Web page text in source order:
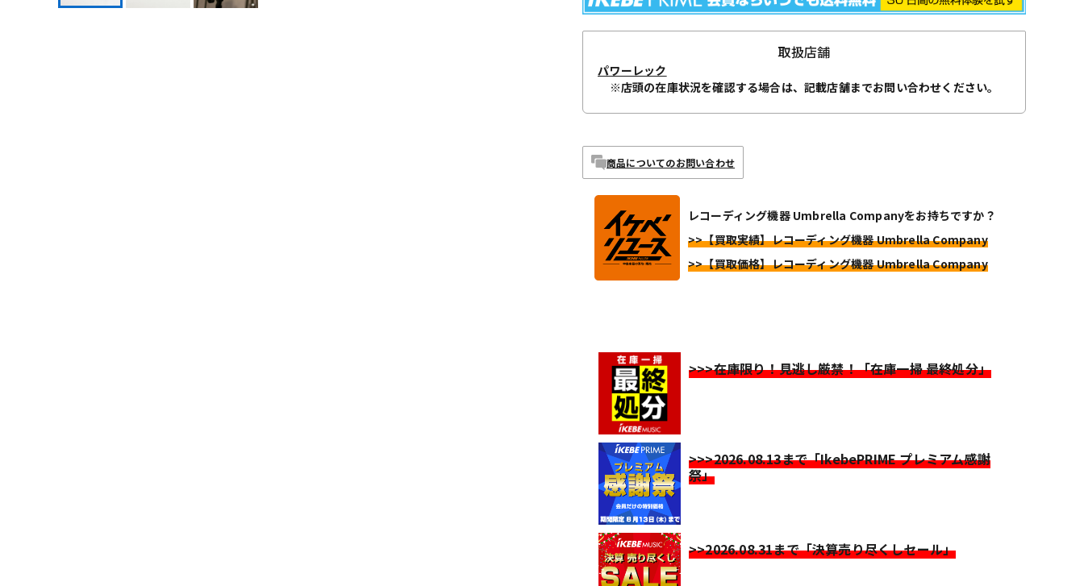
取扱店舗
パワーレック
※店頭の在庫状況を確認する場合は、記載店舗までお問い合わせください。
商品についてのお問い合わせ
レコーディング機器 Umbrella Companyをお持ちですか？
>>【買取実績】レコーディング機器 Umbrella Company
>>【買取価格】レコーディング機器 Umbrella Company
>>>在庫限り！見逃し厳禁！「在庫一掃 最終処分」
>>>2026.08.13まで「IkebePRIME プレミアム感謝
祭」
>>2026.08.31まで「決算売り尽くしセール」